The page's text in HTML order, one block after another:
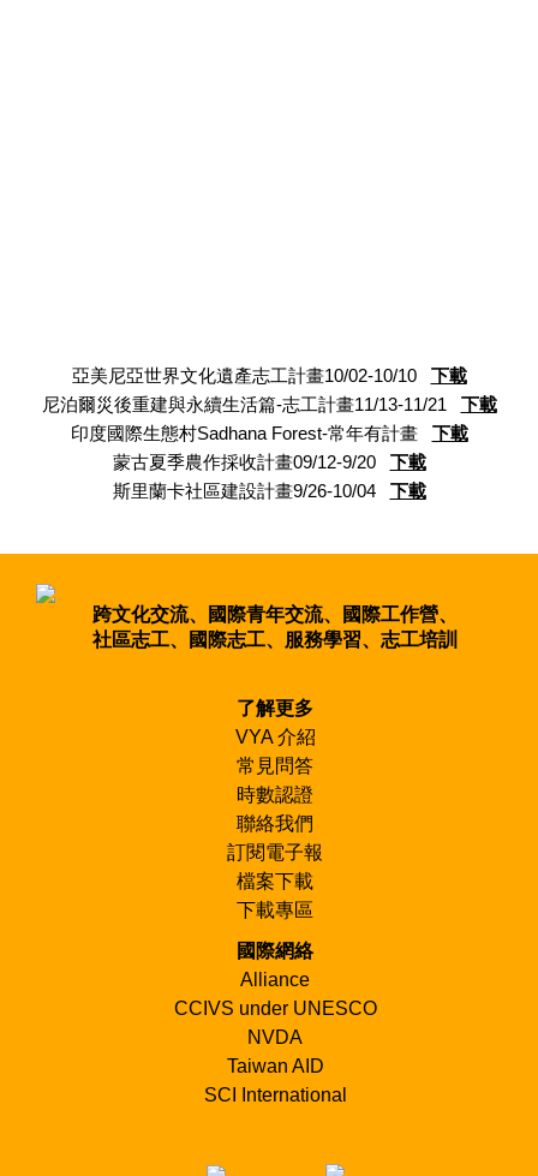
亞美尼亞世界文化遺產志工計畫10/02-10/10 下載
尼泊爾災後重建與永續生活篇-志工計畫11/13-11/21 下載
印度國際生態村Sadhana Forest-常年有計畫 下載
蒙古夏季農作採收計畫09/12-9/20 下載
斯里蘭卡社區建設計畫9/26-10/04 下載
跨文化交流、國際青年交流、國際工作營、
社區志工、國際志工、服務學習、志工培訓
了解更多
VYA 介紹
常見問答
時數認證
聯絡我們
訂閱電子報
檔案下載
下載專區
國際網絡
Alliance
CCIVS under UNESCO
NVDA
Taiwan AID
SCI International